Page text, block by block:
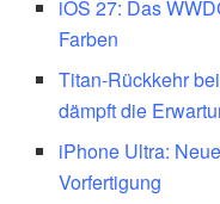
iOS 27: Das
Farben
Titan-Rückkehr
dämpft die
iPhone Ultra:
Vorfertigung